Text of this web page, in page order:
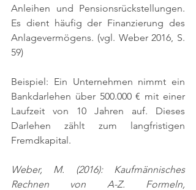
Anleihen und Pensionsrückstellungen.
Es dient häufig der Finanzierung des
Anlagevermögens. (vgl. Weber 2016, S.
59)
Beispiel: Ein Unternehmen nimmt ein
Bankdarlehen über 500.000 € mit einer
Laufzeit von 10 Jahren auf. Dieses
Darlehen zählt zum langfristigen
Fremdkapital.
Weber, M. (2016): Kaufmännisches
Rechnen von A-Z. Formeln,